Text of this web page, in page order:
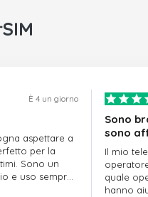
È 4 un giorno
aspettare a
per la
Sono un
e uso sempre
Sono
sono
puntuali
Il mio
quale
hanno